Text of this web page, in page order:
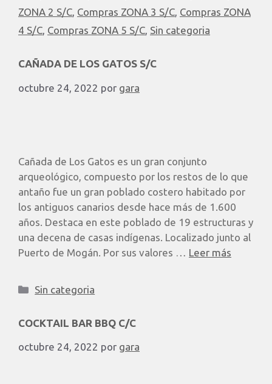
ZONA 2 S/C, Compras ZONA 3 S/C, Compras ZONA
4 S/C, Compras ZONA 5 S/C, Sin categoria
CAÑADA DE LOS GATOS S/C
octubre 24, 2022 por gara
Cañada de Los Gatos es un gran conjunto
arqueológico, compuesto por los restos de lo que
antaño fue un gran poblado costero habitado por
los antiguos canarios desde hace más de 1.600
años. Destaca en este poblado de 19 estructuras y
una decena de casas indígenas. Localizado junto al
Puerto de Mogán. Por sus valores … Leer más
Sin categoria
COCKTAIL BAR BBQ C/C
octubre 24, 2022 por gara